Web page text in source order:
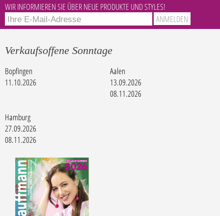
WIR INFORMIEREN SIE ÜBER NEUE PRODUKTE UND STYLES!
Verkaufsoffene Sonntage
Bopfingen
11.10.2026
Aalen
13.09.2026
08.11.2026
Hamburg
27.09.2026
08.11.2026